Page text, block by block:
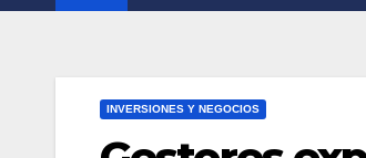
INVERSIONES Y NEGOCIOS